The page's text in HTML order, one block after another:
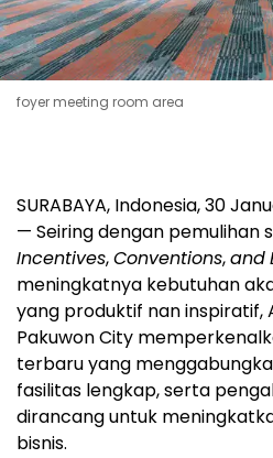
foyer meeting room area
SURABAYA, Indonesia,30
— Seiring dengan pemulihan
Incentives,Conventions,and
meningkatnya kebutuhan
yang produktif nan inspiratif,
Pakuwon City
terbaru yang
fasilitas lengkap, serta
dirancang untuk
bisnis.